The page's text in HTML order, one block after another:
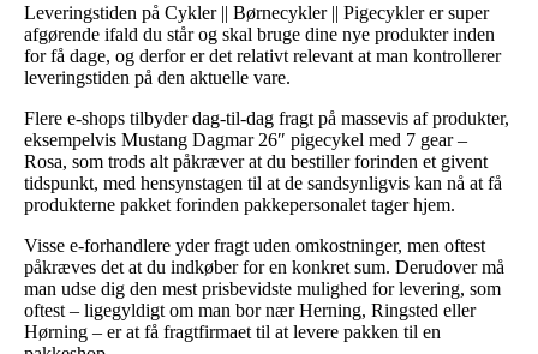
Leveringstiden på Cykler || Børnecykler || Pigecykler er super
afgørende ifald du står og skal bruge dine nye produkter inden
for få dage, og derfor er det relativt relevant at man kontrollerer
leveringstiden på den aktuelle vare.
Flere e-shops tilbyder dag-til-dag fragt på massevis af produkter,
eksempelvis Mustang Dagmar 26″ pigecykel med 7 gear –
Rosa, som trods alt påkræver at du bestiller forinden et givent
tidspunkt, med hensynstagen til at de sandsynligvis kan nå at få
produkterne pakket forinden pakkepersonalet tager hjem.
Visse e-forhandlere yder fragt uden omkostninger, men oftest
påkræves det at du indkøber for en konkret sum. Derudover må
man udse dig den mest prisbevidste mulighed for levering, som
oftest – ligegyldigt om man bor nær Herning, Ringsted eller
Hørning – er at få fragtfirmaet til at levere pakken til en